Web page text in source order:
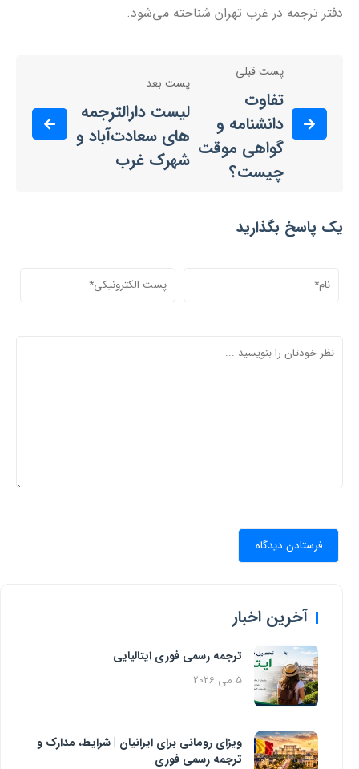
دفتر ترجمه در غرب تهران شناخته می‌شود.
پست قبلی
تفاوت
دانشنامه و
گواهی موقت
چیست؟
پست بعد
لیست دارالترجمه
های سعادت‌آباد و
شهرک غرب
یک پاسخ بگذارید
آخرین اخبار
ترجمه رسمی فوری ایتالیایی
5 می 2026
ویزای رومانی برای ایرانیان | شرایط، مدارک و
ترجمه رسمی فوری